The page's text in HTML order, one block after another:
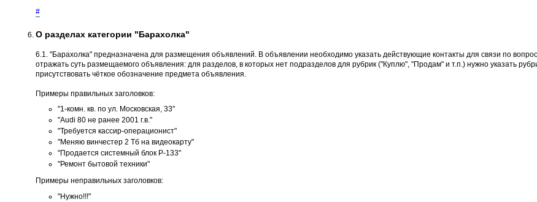
#
О разделах категории "Барахолка"
6.1. "Барахолка" предназначена для размещения объявлений. В объявлении необходимо указать действующие контакты для связи по
отражать суть размещаемого объявления: для разделов, в которых нет подразделов для рубрик ("Куплю", "Продам" и т.п.) нужно указать
присутствовать чёткое обозначение предмета объявления.
Примеры правильных заголовков:
"1-комн. кв. по ул. Московская, 33"
"Audi 80 не ранее 2001 г.в."
"Требуется кассир-операционист"
"Меняю винчестер 2 Тб на видеокарту"
"Продается системный блок P-133"
"Ремонт бытовой техники"
Примеры неправильных заголовков:
"Нужно!!!"